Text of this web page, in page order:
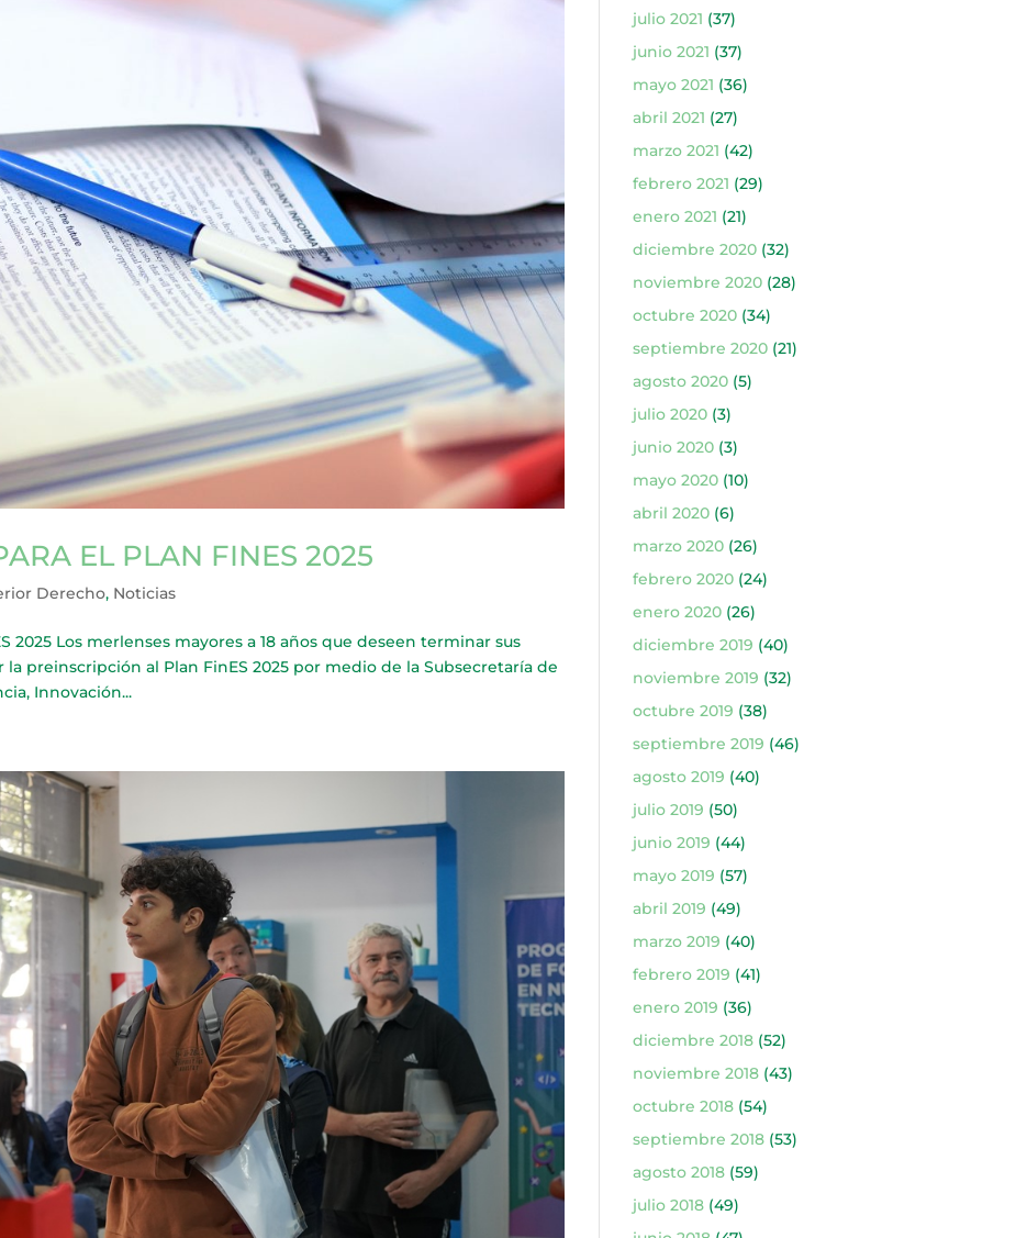
EL PLAN FINES 2025
Derecho, Noticias
2025 Los merlenses mayores a 18 años que deseen terminar sus
preinscripción al Plan FinES 2025 por medio de la Subsecretaría de
Innovación...
julio 2021 (37)
junio 2021 (37)
mayo 2021 (36)
abril 2021 (27)
marzo 2021 (42)
febrero 2021 (29)
enero 2021 (21)
diciembre 2020(32)
noviembre 2020(28)
octubre 2020(34)
septiembre 2020(21)
agosto 2020(5)
julio 2020(3)
junio 2020(3)
mayo 2020(10)
abril 2020(6)
marzo 2020(26)
febrero 2020(24)
enero 2020(26)
diciembre 2019 (40)
noviembre 2019 (32)
octubre 2019 (38)
septiembre 2019 (46)
agosto 2019 (40)
julio 2019 (50)
junio 2019 (44)
mayo 2019 (57)
abril 2019 (49)
marzo 2019 (40)
febrero 2019 (41)
enero 2019 (36)
diciembre 2018(52)
noviembre 2018(43)
octubre 2018(54)
septiembre 2018(53)
agosto 2018(59)
julio 2018(49)